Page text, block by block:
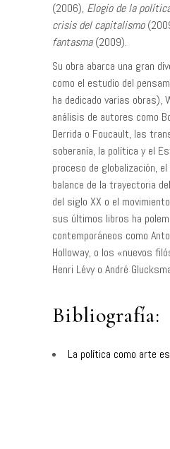
(2006), Elogio de la
crisis del capitalismo
fantasma(2009).
Su obra abarca una gran
como el estudio del
ha dedicado varias obras),
análisis de autores como
Derrida o Foucault, las
soberanía, la política y el
proceso de globalización,
balance de la trayectoria
del siglo XX o el
sus últimos libros ha
contemporáneos como
Holloway, o los «nuevos
Henri Lévy o André
Bibliografía:
La política como arte